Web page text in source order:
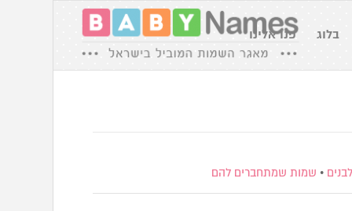
בלוג פנו אלינו
• שמות שמתחברים להם